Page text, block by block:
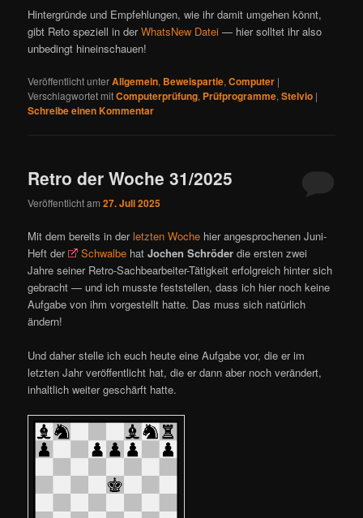
Hintergründe und Empfehlungen, wie ihr damit umgehen könnt,
gibt Reto speziell in derWhatsNew Datei — hier solltet ihr also
unbedingt hineinschauen!
Veröffentlicht unterAllgemein, Beweispartie,Computer |
Verschlagwortet mitComputerprüfung, Prüfprogramme,Stelvio |
Schreibe einen Kommentar
Retro der Woche 31/2025
Veröffentlicht am27. Juli 2025
Mit dem bereits in derletzten Woche hier angesprochenen Juni-
Heft der
Schwalbe hatJochen Schröder die ersten zwei
Jahre seiner Retro-Sachbearbeiter-Tätigkeit erfolgreich hinter sich
gebracht — und ich musste feststellen, dass ich hier noch keine
Aufgabe von ihm vorgestellt hatte. Das muss sich natürlich
ändern!
Und daher stelle ich euch heute eine Aufgabe vor, die er im
letzten Jahr veröffentlicht hat, die er dann aber noch verändert,
inhaltlich weiter geschärft hatte.